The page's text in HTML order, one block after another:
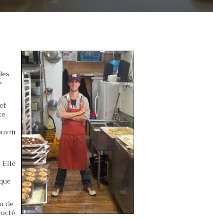
Elle
de